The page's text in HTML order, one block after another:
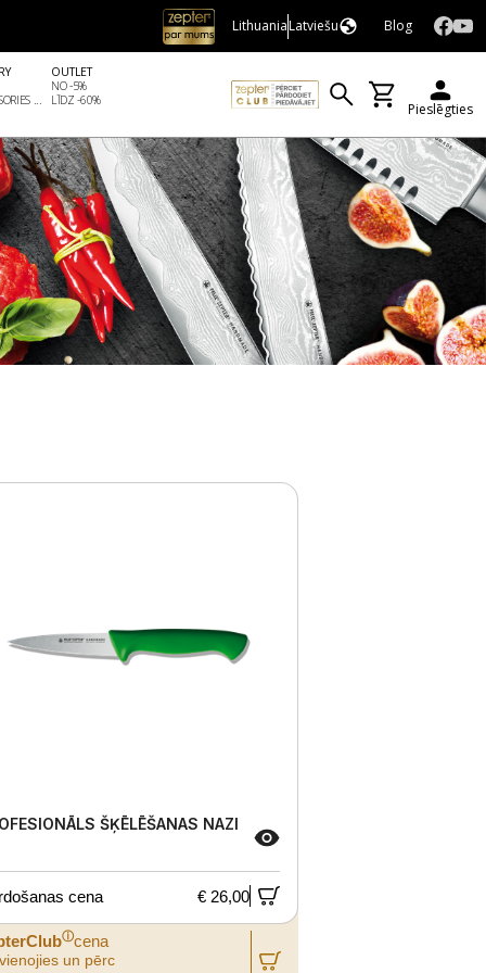
LithuaniaLatviešu Blog
...
OUTLET
NO -5%
LĪDZ -60%
Pieslēgties
ŠĶĒLĒŠANAS NAZI
cena € 26,00
ⓘcena
un pērc